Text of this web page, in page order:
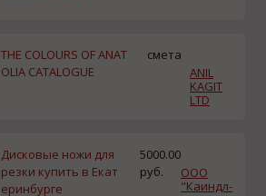
THE COLOURS OF ANAT
OLIA CATALOGUE
смета
ANIL
KAGIT
LTD
Дисковые ножи для
резки купить в Екат
еринбурге
5000.00
руб.
ООО
"Каиндл-